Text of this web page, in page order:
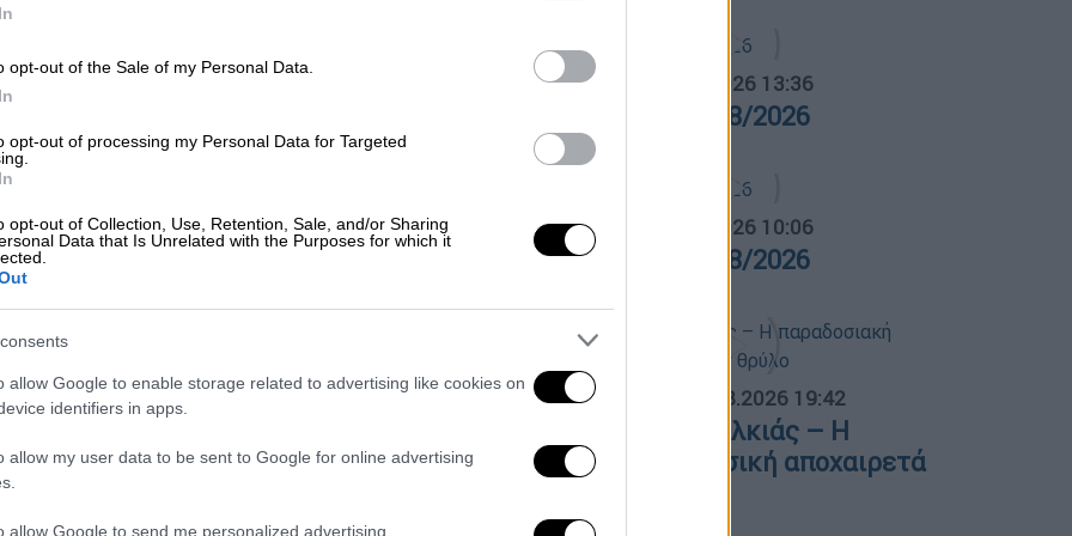
opt-out of the Sale of my Personal Data.
opt-out of processing my Personal Data for Targeted
opt-out of Collection, Use, Retention, Sale, and/or Sharing
Data that Is Unrelated with the Purposes for which it
allow Google to enable storage related to advertising like cookies on
identifiers in apps.
allow my user data to be sent to Google for online advertising
allow Google to send me personalized advertising.
Μεγάλη επιχείρηση στην Κρήτη
ξυλοδαρμού του 49χρονου
Ελληνοκαναδού
τους δύο δράστες που
έχουν ταυτοποιηθεί προς ώρας.
Ελλάδα|13.09.2020 14:21
ζήτησε φωτογραφία με τους 100
Ώρα Ελλάδος... 05.08.2026 13:36
Ώρα Ελλάδος 05/08/2026
Ώρα Ελλάδος... 06.08.2026 10:06
Ώρα Ελλάδος 06/08/2026
ΑΠΟΣΠΑΣΜΑΤΑ... 06.08.2026 19:42
Έφυγε ο Λάκης Χαλκιάς – Η
παραδοσιακή μουσική αποχαιρετά